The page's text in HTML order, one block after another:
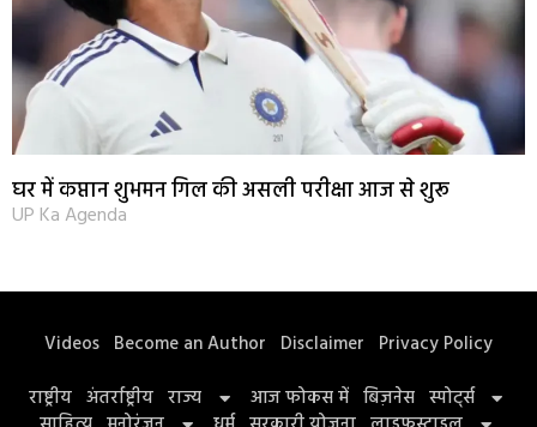
घर में कप्तान शुभमन गिल की असली परीक्षा आज से शुरू
UP Ka Agenda
Videos Become an Author Disclaimer Privacy Policy
राष्ट्रीय अंतर्राष्ट्रीय राज्य आज फोकस में बिज़नेस स्पोर्ट्स